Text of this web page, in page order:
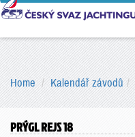
Home Kalendář závodů
PRÝGL REJS 18